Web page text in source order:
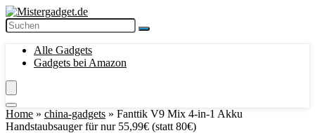
Alle Gadgets
Gadgets bei Amazon
Home » china-gadgets » Fanttik V9 Mix 4-in-1 Akku
Handstaubsauger für nur 55,99€ (statt 80€)